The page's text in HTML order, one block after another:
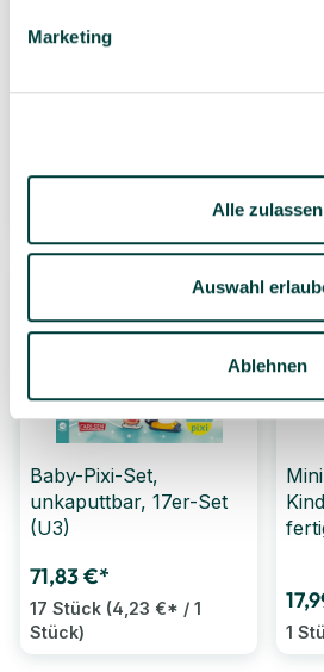
Marketing
Alle zulassen
Auswahl
Ablehnen
13,90 €*
1
Baby-Pixi-Set,
unkaputtbar, 17er-Set
(U3)
71,83 €*
17 Stück (4,23 €* / 1
Stück)
1